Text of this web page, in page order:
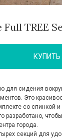
TREE
КУПИТЬ
для сидения
Это
со спинкой
разработано,
города.
секций для